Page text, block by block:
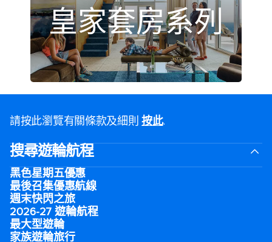
皇家套房系列
請按此瀏覽有關條款及細則按此.
搜尋遊輪航程
黑色星期五優惠
最後召集優惠航線
週末快閃之旅
2026-27 遊輪航程
最大型遊輪
家族遊輪旅行